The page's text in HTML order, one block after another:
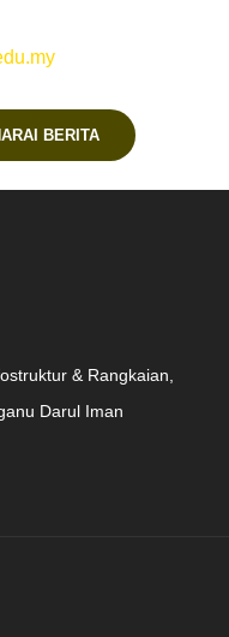
BERITA
& Rangkaian,
Darul Iman